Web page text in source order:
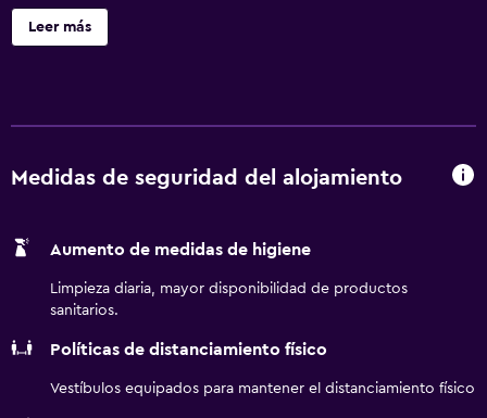
También encontrarás un centro de negocios, una zona
para conferencias y lavandería. Se ofrece un servicio de
calidad. Se ofrece una televisión de pantalla plana de 32
disponibles en las habitaciones: frigorífico y microondas.
personal gratuitos y secador de pelo. Este hotel en Cross
para las personas de negocios incluyen teléfono con
llamadas locales gratuitas (pueden existir restricciones).
Leer más
Medidas de seguridad del alojamiento
Aumento de medidas de higiene
Limpieza diaria, mayor disponibilidad de productos
sanitarios.
Políticas de distanciamiento físico
Vestíbulos equipados para mantener el distanciamiento físico